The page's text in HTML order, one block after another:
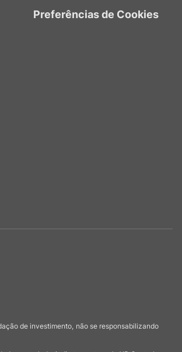
Preferências de Cookies
de investimento, não se responsabilizando